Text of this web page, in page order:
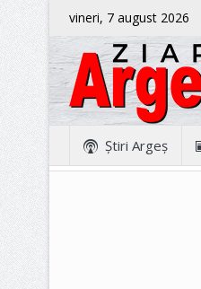
vineri, 7 august 2026
Ştiri Argeş